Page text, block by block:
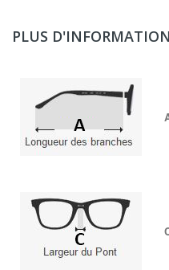
PLUS D'INFORMATION